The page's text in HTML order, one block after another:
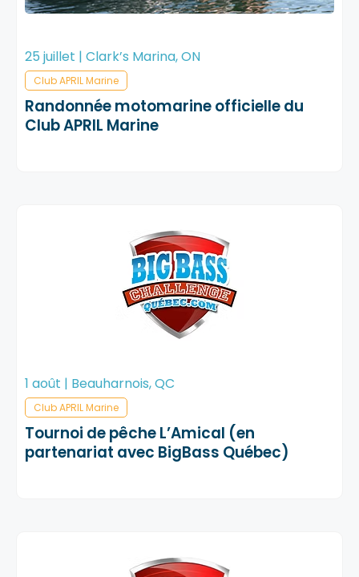
25 juillet | Clark’s Marina, ON
Club APRIL Marine
Randonnée motomarine officielle du
Club APRIL Marine
1 août | Beauharnois, QC
Club APRIL Marine
Tournoi de pêche L’Amical (en
partenariat avec BigBass Québec)